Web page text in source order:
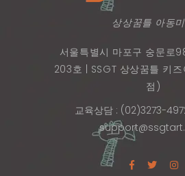
상상꿈틀 아동
서울특별시 마포구 숭문로
203호 | SSGT 상상꿈틀 키
점)
교육상담 : (02)3273-